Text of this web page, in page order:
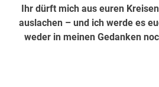
Ihr dürft mich aus euren
auslachen – und ich werde es
weder in meinen Gedanken